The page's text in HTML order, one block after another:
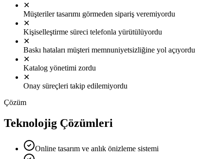
✕
Müşteriler tasarımı görmeden sipariş veremiyordu
✕
Kişiselleştirme süreci telefonla yürütülüyordu
✕
Baskı hataları müşteri memnuniyetsizliğine yol açıyordu
✕
Katalog yönetimi zordu
✕
Onay süreçleri takip edilemiyordu
Çözüm
Teknolojig Çözümleri
Online tasarım ve anlık önizleme sistemi